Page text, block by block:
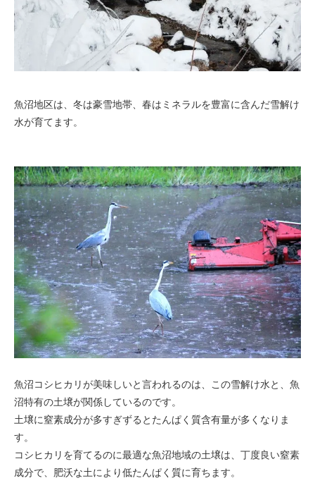
魚沼地区は、冬は豪雪地帯、春はミネラルを豊富に含んだ雪解け
水が育てます。
魚沼コシヒカリが美味しいと言われるのは、この雪解け水と、魚
沼特有の土壌が関係しているのです。
土壌に窒素成分が多すぎずるとたんぱく質含有量が多くなりま
す。
コシヒカリを育てるのに最適な魚沼地域の土壌は、丁度良い窒素
成分で、肥沃な土により低たんぱく質に育ちます。